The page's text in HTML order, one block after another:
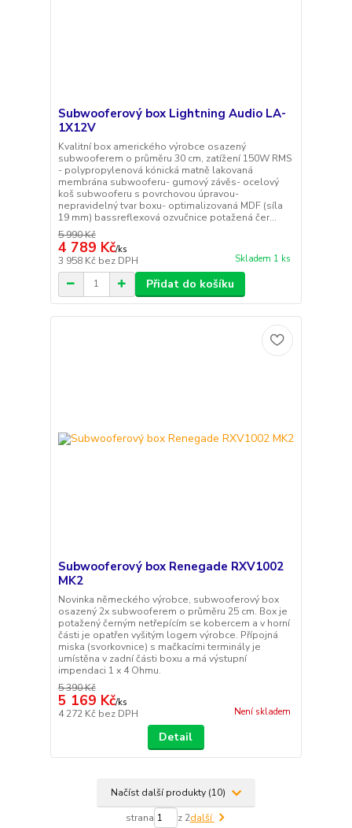
Subwooferový box Lightning Audio LA-
1X12V
Kvalitní box amerického výrobce osazený
subwooferem o průměru 30 cm, zatížení 150W RMS
- polypropylenová kónická matně lakovaná
membrána subwooferu- gumový závěs- ocelový
koš subwooferu s povrchovou úpravou-
nepravidelný tvar boxu- optimalizovaná MDF (síla
19 mm) bassreflexová ozvučnice potažená čer...
5 990 Kč
4 789 Kč/ks
3 958 Kč bez DPH Skladem 1 ks
Přidat do košíku
Subwooferový box Renegade RXV1002
MK2
Novinka německého výrobce, subwooferový box
osazený 2x subwooferem o průměru 25 cm. Box je
potažený černým netřepícím se kobercem a v horní
části je opatřen vyšitým logem výrobce. Přípojná
miska (svorkovnice) s mačkacími terminály je
umístěna v zadní části boxu a má výstupní
impendaci 1 x 4 Ohmu.
5 390 Kč
5 169 Kč/ks
4 272 Kč bez DPH Není skladem
Detail
Načíst další produkty (10)
strana z 2další